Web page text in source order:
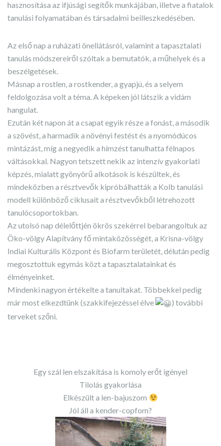
hasznosítása az ifjúsági segítők munkájában, illetve a fiatalok
tanulási folyamatában és társadalmi beilleszkedésében.
Az első nap a ruházati önellátásról, valamint a tapasztalati
tanulás módszereiről szóltak a bemutatók, a műhelyek és a
beszélgetések.
Másnap a rostlen, a rostkender, a gyapjú, és a selyem
feldolgozása volt a téma. A képeken jól látszik a vidám
hangulat.
Ezután két napon át a csapat egyik része a fonást, a második
a szövést, a harmadik a növényi festést és a nyomódúcos
mintázást, míg a negyedik a hímzést tanulhatta félnapos
váltásokkal. Nagyon tetszett nekik az intenzív gyakorlati
képzés, mialatt gyönyörű alkotások is készültek, és
mindeközben a résztvevők kipróbálhatták a Kolb tanulási
modell különböző ciklusait a résztvevőkből létrehozott
tanulócsoportokban.
Az utolsó nap délelőttjén ökrös szekérrel bebarangoltuk az
Öko-völgy Alapítvány fő mintaközösségét, a Krisna-völgy
Indiai Kulturális Központ és Biofarm területét, délután pedig
megosztottuk egymás közt a tapasztalatainkat és
élményeinket.
Mindenki nagyon értékelte a tanultakat. Többekkel pedig
már most elkezdtünk (szakkifejezéssel élve
) további
terveket szőni.
Egy szál len elszakítása is komoly erőt igényel
Tilolás gyakorlása
Elkészült a len-bajuszom
Jól áll a kender-copfom?